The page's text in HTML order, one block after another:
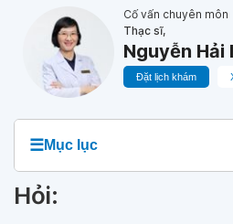
Cố vấn chuyên môn
Thạc sĩ,
Nguyễn Hải
Đặt lịch khám
☰Mục lục
Hỏi: